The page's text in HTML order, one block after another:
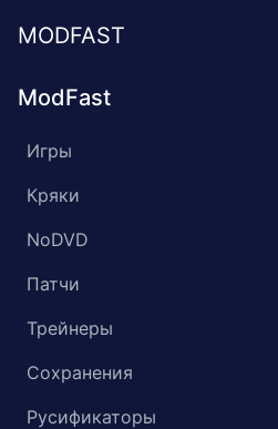
MODFAST
ModFast
Игры
Кряки
NoDVD
Патчи
Трейнеры
Сохранения
Русификаторы